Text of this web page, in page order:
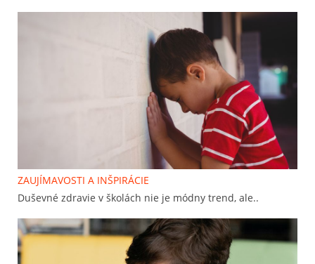
ZAUJÍMAVOSTI A INŠPIRÁCIE
Duševné zdravie v školách nie je módny trend, ale..